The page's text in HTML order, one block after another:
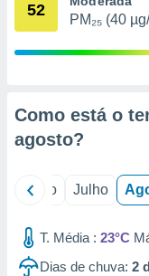
de
52
PM₂₅ (40
Como está o
agosto?
Junho Julho
T. Média : 23°C
Dias de chuva: 2